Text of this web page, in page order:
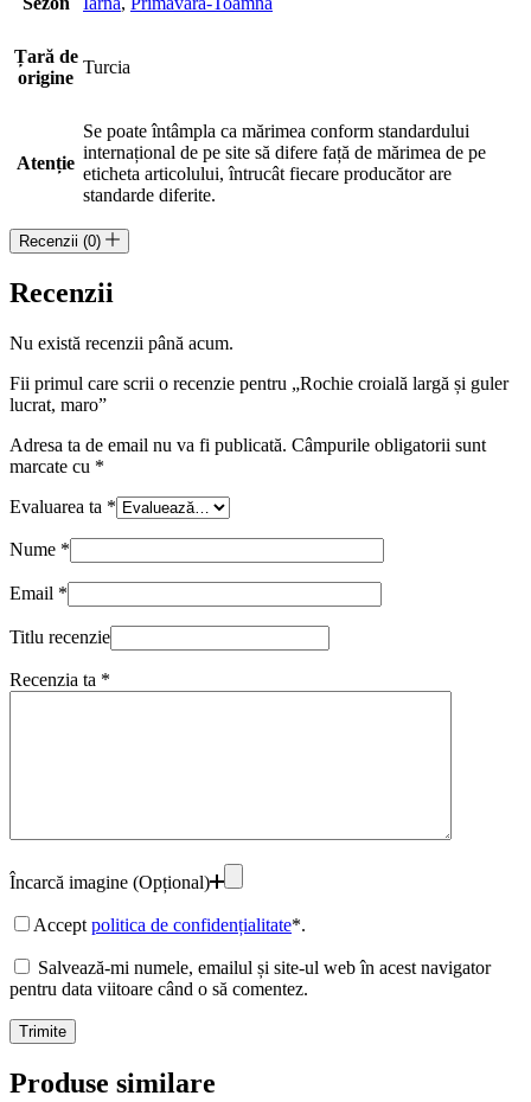
Țară de
origine
Turcia
Atenție
Se poate întâmpla ca mărimea conform standardului
internațional de pe site să difere față de mărimea de pe
eticheta articolului, întrucât fiecare producător are
standarde diferite.
Recenzii (0)
Recenzii
Nu există recenzii până acum.
Fii primul care scrii o recenzie pentru „Rochie croială largă și guler
lucrat, maro”
Adresa ta de email nu va fi publicată. Câmpurile obligatorii sunt
marcate cu *
Evaluarea ta *
Nume *
Email *
Titlu recenzie
Recenzia ta *
Încarcă imagine (Opțional)
Accept politica de confidențialitate*.
Salvează-mi numele, emailul și site-ul web în acest navigator
pentru data viitoare când o să comentez.
Trimite
Produse similare